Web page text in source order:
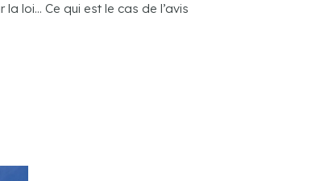
loi… Ce qui est le cas de l’avis